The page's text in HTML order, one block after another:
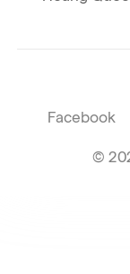
Facebook
©